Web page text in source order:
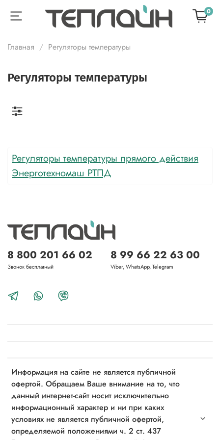
0
Главная Регуляторы температуры
Регуляторы температуры
Регуляторы температуры прямого действия
Энерготехномаш РТПД
Информация на сайте не является публичной
офертой. Обращаем Ваше внимание на то, что
данный интернет-сайт носит исключительно
информационный характер и ни при каких
условиях не является публичной офертой,
определяемой положениями ч. 2 ст. 437
8 800 201 66 02
Звонок бесплатный
8 99 66 22 63 00
Viber, WhatsApp, Telegram